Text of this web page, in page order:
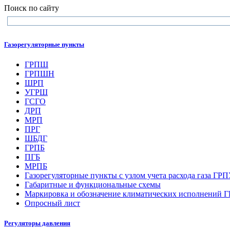
Поиск по сайту
Газорегуляторные пункты
ГРПШ
ГРПШН
ШРП
УГРШ
ГСГО
ДРП
МРП
ПРГ
ШБДГ
ГРПБ
ПГБ
МРПБ
Газорегуляторные пункты с узлом учета расхода газа
Габаритные и функциональные схемы
Маркировка и обозначение климатических
Опросный лист
Регуляторы давления